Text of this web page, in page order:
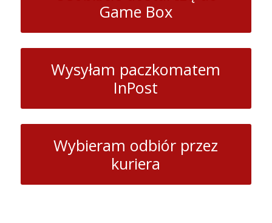
Game Box
Wysyłam paczkomatem
InPost
Wybieram odbiór przez
kuriera